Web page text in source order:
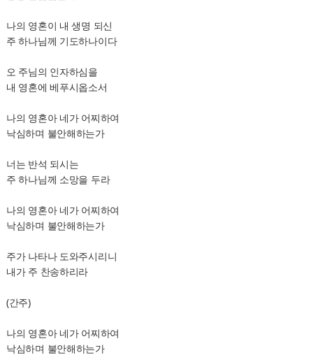
나의 영혼이 내 생명 되신
주 하나님께 기도하나이다
오 주님의 인자하심을
내 영혼에 베푸시옵소서
나의 영혼아 네가 어찌하여
낙심하며 불안해하는가
너는 반석 되시는
주 하나님께 소망을 두라
나의 영혼아 네가 어찌하여
낙심하며 불안해하는가
주가 나타나 도와주시리니
내가 주 찬송하리라
(간주)
나의 영혼아 네가 어찌하여
낙심하며 불안해하는가